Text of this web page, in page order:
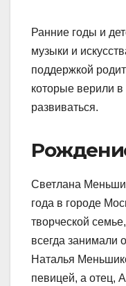
Ранние годы и
музыки и
поддержкой
которые верили в
развиваться.
Светлана
года в городе
творческой
всегда занимали
Наталья
певицей, а отец,